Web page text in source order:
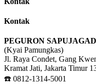
Kontak
PEGURON
(Kyai Pamungkas)
Jl. Raya Condet, Gang
Kramat Jati, Jakarta Timur
☎️ 0812-1314-5001